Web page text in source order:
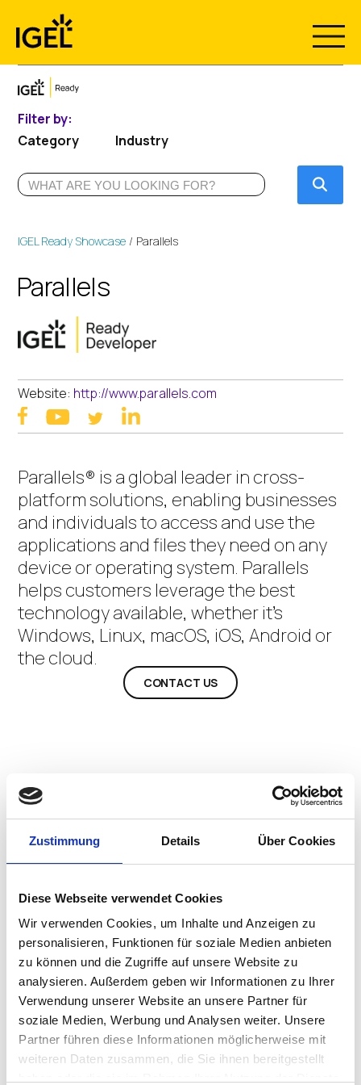
Zustimmung Details Über Cookies
Diese Webseite verwendet Cookies
Wir verwenden Cookies, um Inhalte und Anzeigen zu
personalisieren, Funktionen für soziale Medien anbieten
zu können und die Zugriffe auf unsere Website zu
analysieren. Außerdem geben wir Informationen zu Ihrer
Verwendung unserer Website an unsere Partner für
soziale Medien, Werbung und Analysen weiter. Unsere
Partner führen diese Informationen möglicherweise mit
weiteren Daten zusammen, die Sie ihnen bereitgestellt
content
Filter by:
Category
Industry
IGEL Ready Showcase Parallels
Parallels
Website: http://www.parallels.com
facebookyoutubetwitter
Parallels® is a global leader in cross-
platform solutions, enabling businesses
and individuals to access and use the
applications and files they need on any
device or operating system. Parallels
helps customers leverage the best
technology available, whether it’s
Windows, Linux, macOS, iOS, Android or
the cloud.
CONTACT US